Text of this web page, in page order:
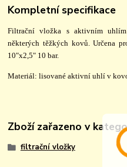
Kompletní specifikace
Filtrační vložka s aktivním
některých těžkých kovů. Určena
10"x2,5" 10 bar.
Materiál: lisované aktivní uhlí v
Zboží zařazeno v
filtrační vložky